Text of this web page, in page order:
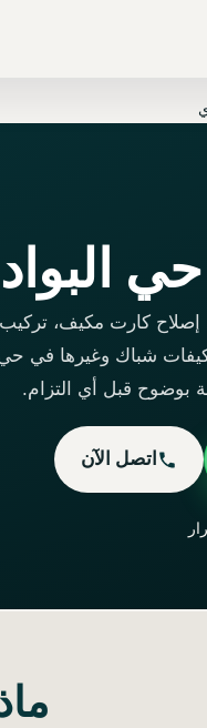
إصلاح كارت مكيف،
شباك وغيرها في حي
بوضوح قبل أي التزام.
اتصل الآن